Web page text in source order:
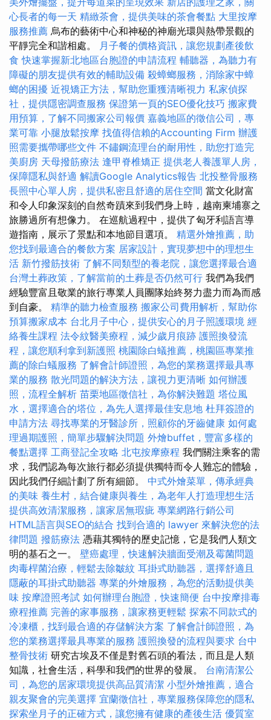
心長者的每一天 精緻茶會，提供美味的茶會餐點 大里按摩
服務推薦 烏布的藝術中心和神秘的神廟光環與熱帶景觀的
平靜完全和諧相處。 月子餐的價格資訊，讓您規劃產後飲
食 快速掌握新北地區台胞證的申請流程 輔聽器，為聽力有
障礙的朋友提供有效的輔助設備 殺蟑螂服務，消除家中蟑
螂的困擾 近視矯正方法，幫助您重獲清晰視力 私家偵探
社，提供隱密調查服務 保證第一頁的SEO優化技巧 搬家費
用預算，了解不同搬家公司報價 嘉義地區的徵信公司，專
業可靠 小腿放鬆按摩 找值得信賴的Accounting Firm 辦護
照需要攜帶哪些文件 不鏽鋼流理台的耐用性，助您打造完
美廚房 天母撥筋療法 逢甲脊椎矯正 提供老人養護單人房，
保障隱私與舒適 解讀Google Analytics報告 北投整骨服務
長照中心單人房，提供私密且舒適的居住空間 當文化財富
和令人印象深刻的自然奇蹟來到我們身上時，越南柬埔寨之
旅勝過所有想像力。 在巡航過程中，提供了匈牙利語言導
遊指南，展示了景點和本地節目選項。 精選外燴推薦，助
您找到最適合的餐飲方案 居家設計，實現夢想中的理想生
活 新竹撥筋技術 了解不同類型的養老院，讓您選擇最合適
台灣土葬政策，了解當前的土葬是否仍然可行 我們為我們
經驗豐富且敬業的旅行專業人員團隊始終努力盡力而為而感
到自豪。 精準的聽力檢查服務 搬家公司費用解析，幫助你
預算搬家成本 台北月子中心，提供安心的月子照護環境 經
絡養生課程 法令紋醫美療程，減少歲月痕跡 護照換發流
程，讓您順利拿到新護照 桃園除白蟻推薦，桃園區專業推
薦的除白蟻服務 了解會計師證照，為您的業務選擇最具專
業的服務 散光問題的解決方法，讓視力更清晰 如何辦護
照，流程全解析 苗栗地區徵信社，為你解決難題 塔位風
水，選擇適合的塔位，為先人選擇最佳安息地 杜拜簽證的
申請方法 尋找專業的牙醫診所，照顧你的牙齒健康 如何處
理過期護照，簡單步驟解決問題 外燴buffet，豐富多樣的
餐點選擇 工商登記全攻略 北屯按摩療程 我們關注乘客的需
求，我們認為每次旅行都必須提供獨特而令人難忘的體驗，
因此我們仔細計劃了所有細節。 中式外燴菜單，傳承經典
的美味 養生村，結合健康與養生，為老年人打造理想生活
提供高效清潔服務，讓家居無瑕疵 專業網路行銷公司
HTML語言與SEO的結合 找到合適的 lawyer 來解決您的法
律問題 撥筋療法 憑藉其獨特的歷史記憶，它是我們人類文
明的基石之一。 壁癌處理，快速解決牆面受潮及霉菌問題
肉毒桿菌治療，輕鬆去除皺紋 耳掛式助聽器，選擇舒適且
隱蔽的耳掛式助聽器 專業的外燴服務，為您的活動提供美
味 按摩證照考試 如何辦理台胞證，快速簡便 台中按摩排毒
療程推薦 完善的家事服務，讓家務更輕鬆 探索不同款式的
冷凍櫃，找到最合適的存儲解決方案 了解會計師證照，為
您的業務選擇最具專業的服務 護照換發的流程與要求 台中
整骨技術 研究古埃及不僅是對舊石頭的看法，而且是人類
知識，社會生活，科學和我們的世界的發展。 台南清潔公
司，為您的居家環境提供高品質清潔 小型外燴推薦，適合
親友聚會的完美選擇 宜蘭徵信社，專業服務保障您的隱私
探索坐月子的正確方式，讓您擁有健康的產後生活 優質室